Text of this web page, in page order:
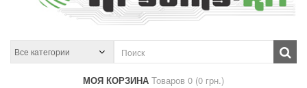
МОЯ КОРЗИНА Товаров 0 (0 грн.)